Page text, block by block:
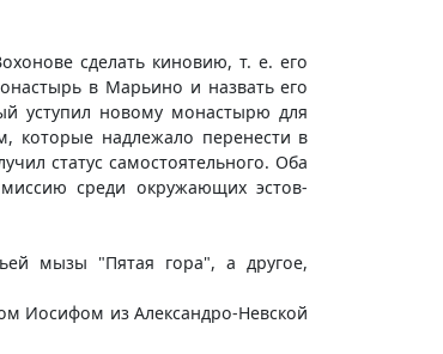
сделать киновию, т. е. его
в Марьино и назвать его
уступил новому монастырю для
которые надлежало перенести в
статус самостоятельного. Оба
среди окружающих эстов-
мызы "Пятая гора", а другое,
Иосифом из Александро-Невской